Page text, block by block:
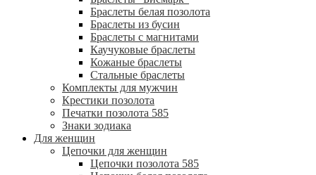
Браслеты белая позолота
Браслеты из бусин
Браслеты с магнитами
Каучуковые браслеты
Кожаные браслеты
Стальные браслеты
Комплекты для мужчин
Крестики позолота
Печатки позолота 585
Знаки зодиака
Для женщин
Цепочки для женщин
Цепочки позолота 585